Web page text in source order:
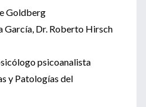
Goldberg
García, Dr. Roberto Hirsch
psicoanalista
y Patologías del